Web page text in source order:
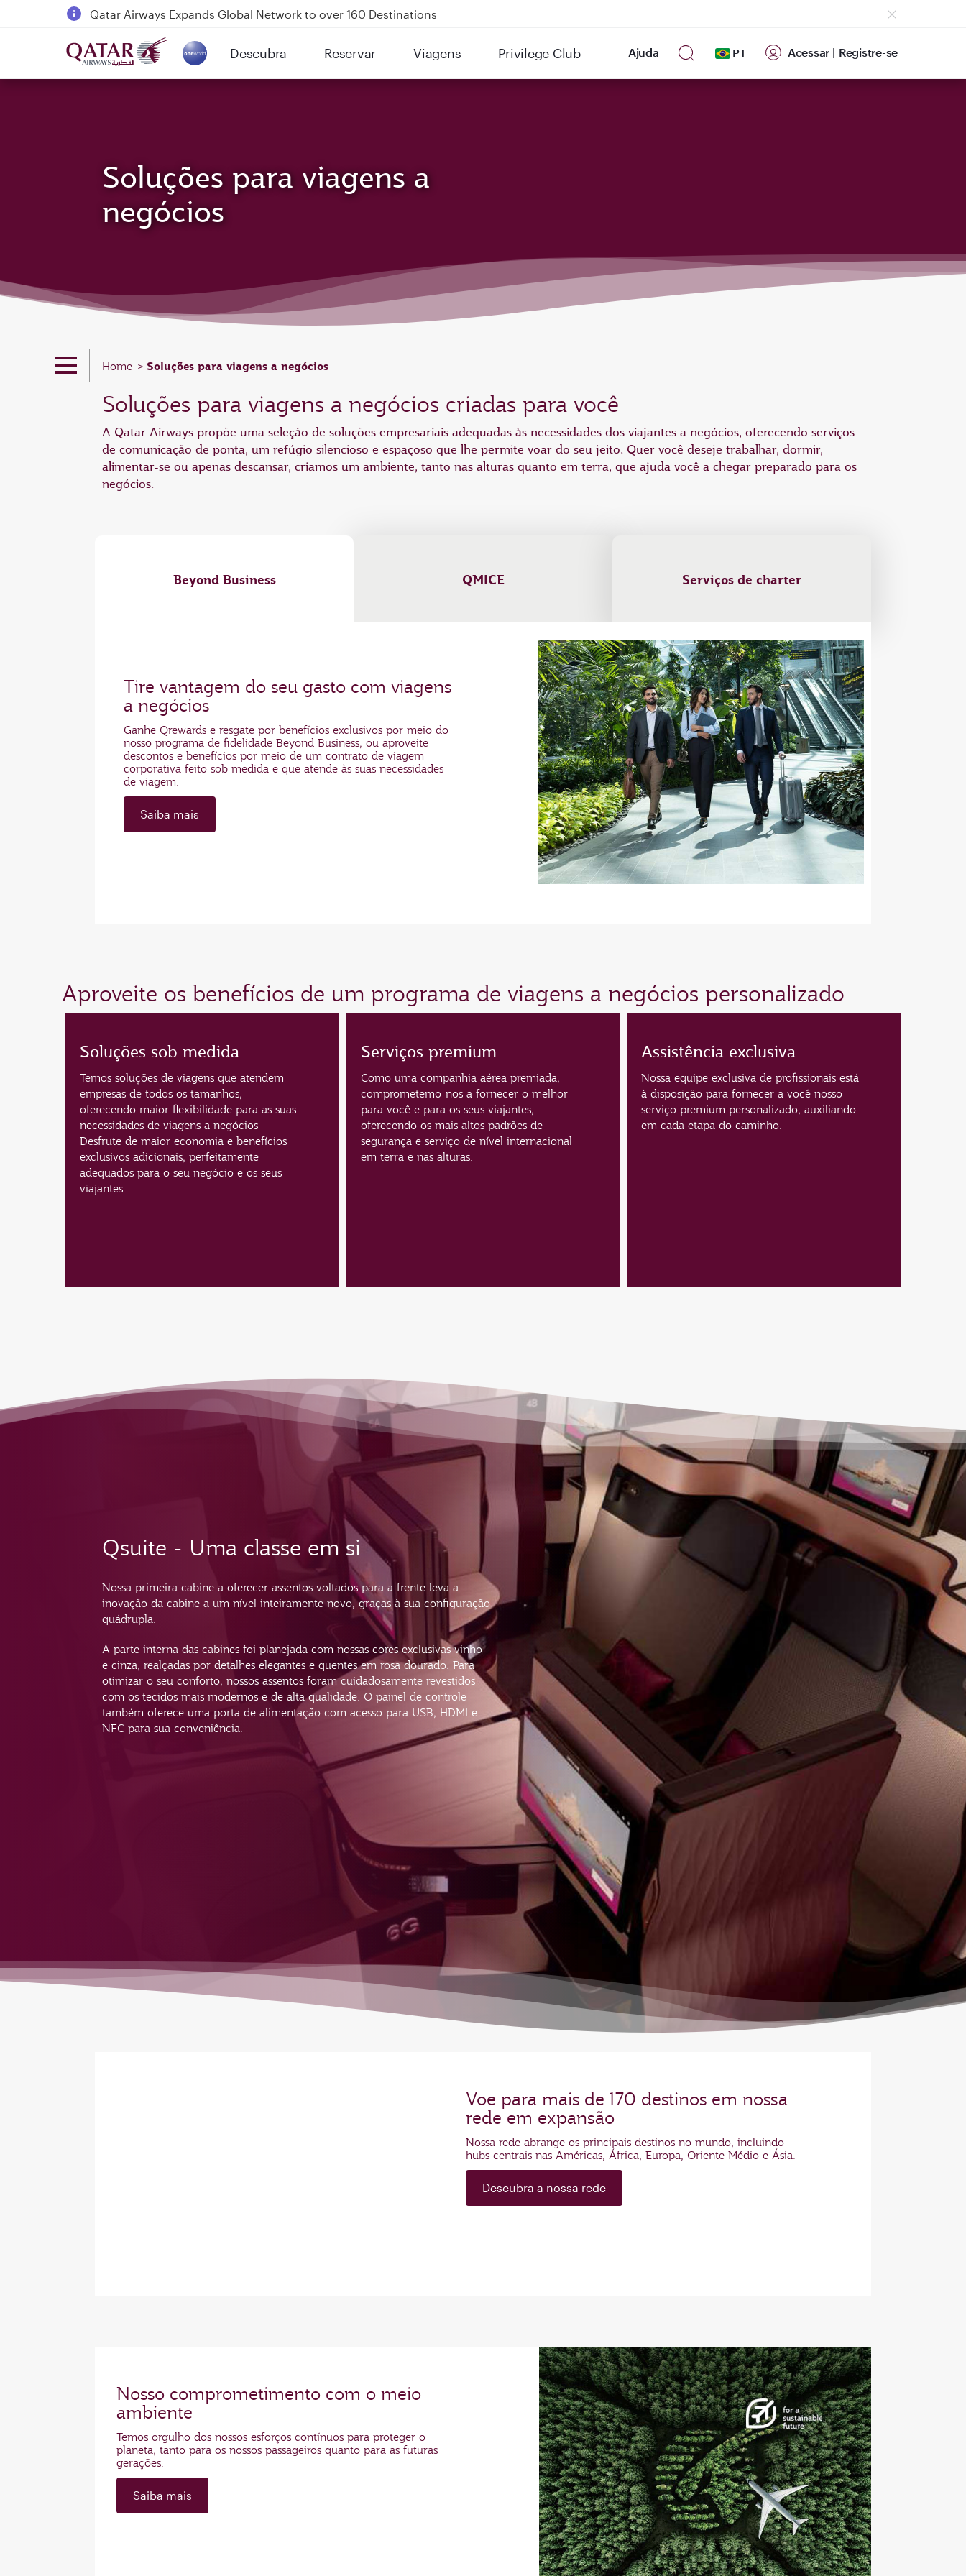
18 June 2026: Updates on Travelling with Power Banks
6 August 2026: Qatar Airways flight resumption to Bahrain (BAH), Erbil (EBL), and Kuwait (KWI)
Qatar Airways Expands Global Network to over 160 Destinations
Descubra
(active) Reservar Viagens Privilege Club Ajuda PT Acessar | Registre-se
Soluções para viagens a
negócios
Home Soluções para viagens a negócios
Soluções para viagens a negócios criadas para você
A Qatar Airways propõe uma seleção de soluções empresariais adequadas às necessidades dos viajantes a negócios, oferecendo serviços
de comunicação de ponta, um refúgio silencioso e espaçoso que lhe permite voar do seu jeito. Quer você deseje trabalhar, dormir,
alimentar-se ou apenas descansar, criamos um ambiente, tanto nas alturas quanto em terra, que ajuda você a chegar preparado para os
negócios.
Beyond Business QMICE Serviços de charter
Tire vantagem do seu gasto com viagens
a negócios
Ganhe Qrewards e resgate por benefícios exclusivos por meio do
nosso programa de fidelidade Beyond Business, ou aproveite
descontos e benefícios por meio de um contrato de viagem
corporativa feito sob medida e que atende às suas necessidades
de viagem.
Saiba mais
Aproveite os benefícios de um programa de viagens a negócios personalizado
Soluções sob medida
Temos soluções de viagens que atendem
empresas de todos os tamanhos,
oferecendo maior flexibilidade para as suas
necessidades de viagens a negócios
Desfrute de maior economia e benefícios
exclusivos adicionais, perfeitamente
adequados para o seu negócio e os seus
viajantes.
Serviços premium
Como uma companhia aérea premiada,
comprometemo-nos a fornecer o melhor
para você e para os seus viajantes,
oferecendo os mais altos padrões de
segurança e serviço de nível internacional
em terra e nas alturas.
Assistência exclusiva
Nossa equipe exclusiva de profissionais está
à disposição para fornecer a você nosso
serviço premium personalizado, auxiliando
em cada etapa do caminho.
Qsuite - Uma classe em si
Nossa primeira cabine a oferecer assentos voltados para a frente leva a
inovação da cabine a um nível inteiramente novo, graças à sua configuração
quádrupla.
A parte interna das cabines foi planejada com nossas cores exclusivas vinho
e cinza, realçadas por detalhes elegantes e quentes em rosa dourado. Para
otimizar o seu conforto, nossos assentos foram cuidadosamente revestidos
com os tecidos mais modernos e de alta qualidade. O painel de controle
também oferece uma porta de alimentação com acesso para USB, HDMI e
NFC para sua conveniência.
Voe para mais de 170 destinos em nossa
rede em expansão
Nossa rede abrange os principais destinos no mundo, incluindo
hubs centrais nas Américas, África, Europa, Oriente Médio e Ásia.
Descubra a nossa rede
Nosso comprometimento com o meio
ambiente
Temos orgulho dos nossos esforços contínuos para proteger o
planeta, tanto para os nossos passageiros quanto para as futuras
gerações.
Saiba mais